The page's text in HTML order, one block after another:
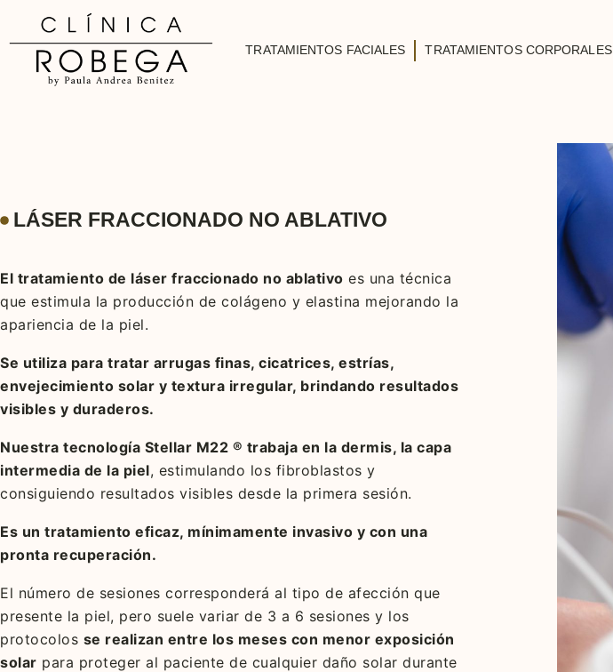
TRATAMIENTOS FACIALES TRATAMIENTOS CORPORALES
LÁSER FRACCIONADO NO ABLATIVO
El tratamiento de láser fraccionado no ablativo es una técnica
que estimula la producción de colágeno y elastina mejorando la
apariencia de la piel.
Se utiliza para tratar arrugas finas, cicatrices, estrías,
envejecimiento solar y textura irregular, brindando resultados
visibles y duraderos.
Nuestra tecnología Stellar M22 ® trabaja en la dermis, la capa
intermedia de la piel, estimulando los fibroblastos y
consiguiendo resultados visibles desde la primera sesión.
Es un tratamiento eficaz, mínimamente invasivo y con una
pronta recuperación.
El número de sesiones corresponderá al tipo de afección que
presente la piel, pero suele variar de 3 a 6 sesiones y los
protocolos se realizan entre los meses con menor exposición
solar para proteger al paciente de cualquier daño solar durante